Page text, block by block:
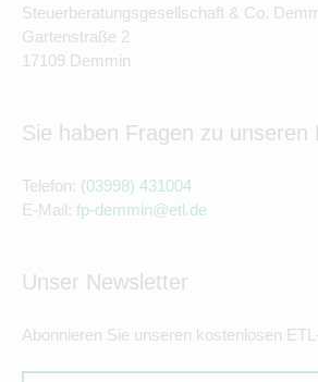
Steuerberatungsgesellschaft & Co.
Gartenstraße 2
17109 Demmin
Sie haben Fragen zu unseren
Telefon: (03998) 431004
E-Mail: fp-demmin@etl.de
Unser Newsletter
Abonnieren Sie unseren kostenlosen